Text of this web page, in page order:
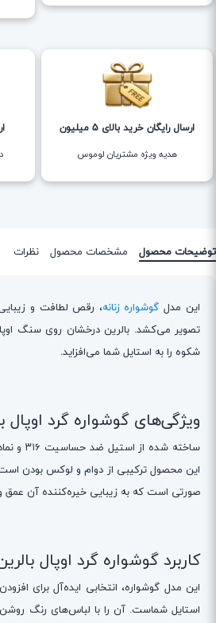
ارسال رایگان خرید بالای 5 میلیون
هدیه ویژه مشتریان لوموس
توضیحات محصول مشخصات محصول نظرات
این مدل گوشواره زنانه، رقص لطافت و زیبایی
تصویر می‌کشد. بالرین درخشان روی سنگ
شکوه را به استایل شما می‌افزاید.
ویژگی‌های گوشواره گرد اوپال
این محصول ترکیبی از دوام و لوکس بودن
صورتی است که به زیبایی خیره‌کننده آن عمق
کاربرد گوشواره گرد اوپال
این مدل گوشواره، انتخابی ایده‌آل برای
استایل شماست. آن را با لباس‌های رنگ روشن